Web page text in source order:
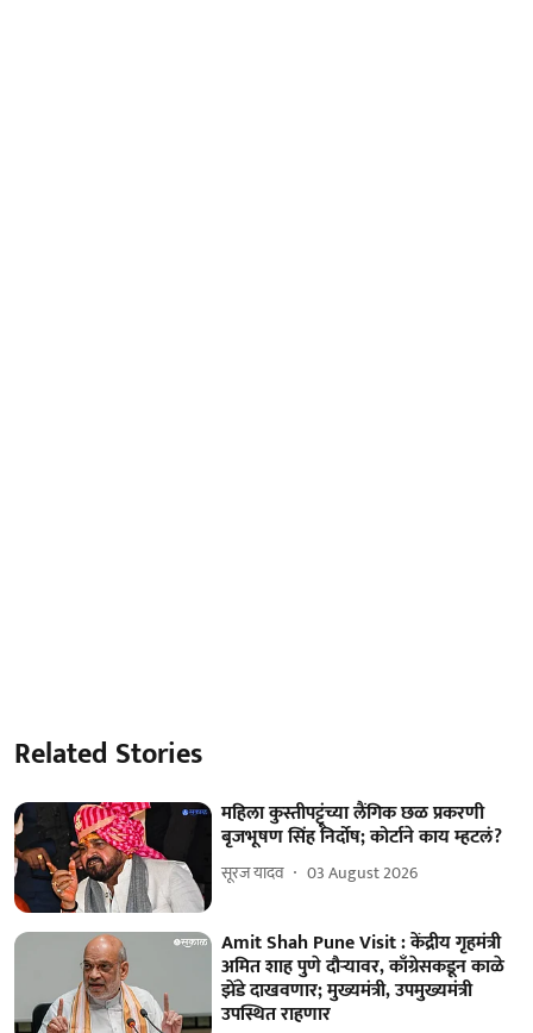
Related Stories
महिला कुस्तीपट्टूंच्या लैंगिक छळ प्रकरणी
बृजभूषण सिंह निर्दोष; कोर्टाने काय म्हटलं?
सूरज यादव 03 August 2026
Amit Shah Pune Visit : केंद्रीय गृहमंत्री
अमित शाह पुणे दौऱ्यावर, काँग्रेसकडून काळे
झेंडे दाखवणार; मुख्यमंत्री, उपमुख्यमंत्री
उपस्थित राहणार